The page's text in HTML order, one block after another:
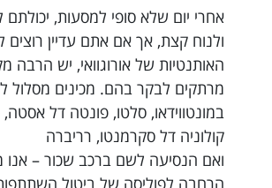
אחרי יום שלא סופי למסעות, יכולתם
ולנוח קצת, אך אם אתם עדיין
האותנטיות של אורוגוואי, יש הרבה
מרתקים לבקר בהם. מכינים מסלול
במונטווידאו, סלטו, פונטה דל
קולוניה דל סקרמנטו, רריברה
ואם הנסיעה לשם ברכב שכור – אנו
הרחבה לפוליסה של ביטול